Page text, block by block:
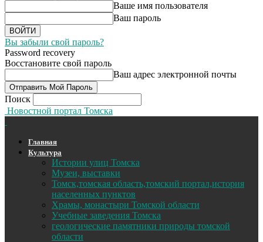
Ваше имя пользователя
Ваш пароль
Вы забыли свой пароль?
Password recovery
Восстановите свой пароль
Ваш адрес электронной почты
Поиск
Новостной портал Томска
Главная
Культура
Истории улиц Томска
Музеи, выставки
Томск,томская область,томский портал,история
населенных пунктов
Храмы, монастыри Томской области
Учебные заведения Томска
геологические памятники природы томской
области